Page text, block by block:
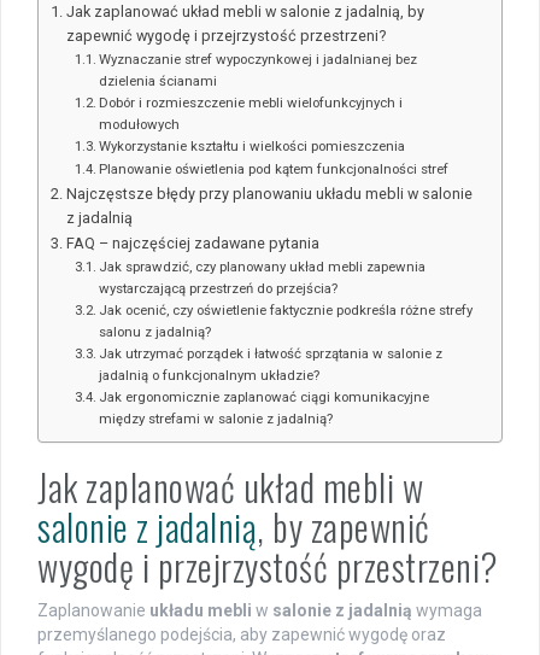
Jak zaplanować układ mebli w salonie z jadalnią, by
zapewnić wygodę i przejrzystość przestrzeni?
Wyznaczanie stref wypoczynkowej i jadalnianej bez
dzielenia ścianami
Dobór i rozmieszczenie mebli wielofunkcyjnych i
modułowych
Wykorzystanie kształtu i wielkości pomieszczenia
Planowanie oświetlenia pod kątem funkcjonalności stref
Najczęstsze błędy przy planowaniu układu mebli w salonie
z jadalnią
FAQ – najczęściej zadawane pytania
Jak sprawdzić, czy planowany układ mebli zapewnia
wystarczającą przestrzeń do przejścia?
Jak ocenić, czy oświetlenie faktycznie podkreśla różne strefy
salonu z jadalnią?
Jak utrzymać porządek i łatwość sprzątania w salonie z
jadalnią o funkcjonalnym układzie?
Jak ergonomicznie zaplanować ciągi komunikacyjne
między strefami w salonie z jadalnią?
Jak zaplanować układ mebli w
salonie z jadalnią, by zapewnić
wygodę i przejrzystość przestrzeni?
Zaplanowanie układu mebli w salonie z jadalnią wymaga
przemyślanego podejścia, aby zapewnić wygodę oraz